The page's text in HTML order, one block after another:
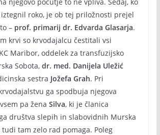
iztegnil roko, je ob tej priložnosti prejel
– prof. primarij dr. Edvarda Glasarja.
krvi so krvodajalcu čestitali vsi
Maribor, oddelek za transfuzijsko
Sobota, dr. med. Danijela Uležić
sestra Jožefa Grah. Pri
ga spodbuja njegova
pa žena Silva, ki je članica
društva slepih in slabovidnih Murska
tudi tam zelo rad pomaga. Poleg